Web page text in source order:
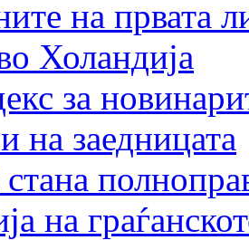
на првата
Холандија
за
на заедницата
на